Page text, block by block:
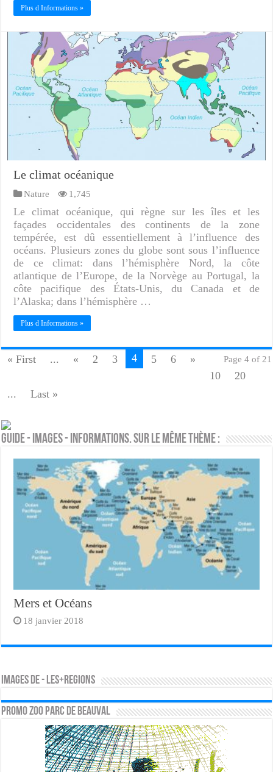
Plus d Informations »
Le climat océanique
Nature 1,745
Le climat océanique, qui règne sur les îles et les
façades occidentales des continents de la zone
tempérée, est dû essentiellement à l’influence des
océans. Plusieurs zones du globe sont sous l’influence
de ce climat: dans l’hémisphère Nord, la côte
atlantique de l’Europe, de la Norvège au Portugal, la
côte pacifique des États-Unis, du Canada et de
l’Alaska; dans l’hémisphère …
Plus d Informations »
Page 4 of 21
« First ... « 2 3 4 5 6
»
10
20
...
Last »
Guide - Images - Informations. Sur le même thème :
Mers et Océans
18 janvier 2018
Images de - les+regions
PROMO ZOO PARC DE BEAUVAL